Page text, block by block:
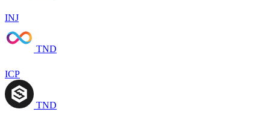
INJ
TND
ICP
TND